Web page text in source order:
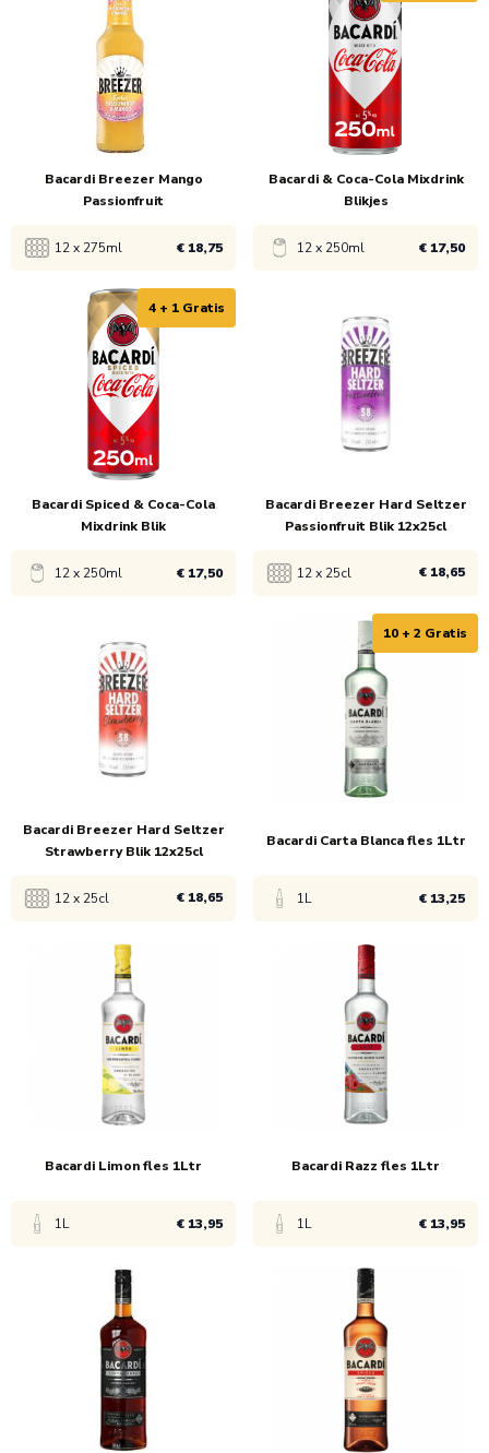
€ 23,45
€ 18,75
€ 23,45
€ 18,75
Bacardi Breezer Mango
Passionfruit
12 x 275ml € 18,75
Bekijk product
€ 23,45
€ 18,75
Bacardi & Coca-Cola Mixdrink
Blikjes
12 x 250ml € 17,50
€ 21,90
€ 17,50
4 + 1 Gratis
Bacardi Spiced & Coca-Cola
Mixdrink Blik
12 x 250ml € 17,50
€ 21,90
€ 17,50
Bacardi Breezer Hard Seltzer
Passionfruit Blik 12x25cl
12 x 25cl € 18,65
Bekijk product
€ 18,65
Bacardi Breezer Hard Seltzer
Strawberry Blik 12x25cl
12 x 25cl € 18,65
Bekijk product
€ 18,65
10 + 2 Gratis
Bacardi Carta Blanca fles 1Ltr
1L € 13,25
Bekijk product
€ 15,90
€ 13,25
Bacardi Limon fles 1Ltr
1L € 13,95
Bekijk product
€ 15,45
€ 14,45
Bacardi Razz fles 1Ltr
1L € 13,95
Bekijk product
€ 15,45
€ 14,45